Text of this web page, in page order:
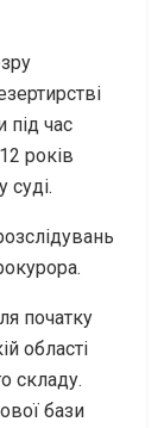
під час
років
суді.
початку
області
складу.
бази